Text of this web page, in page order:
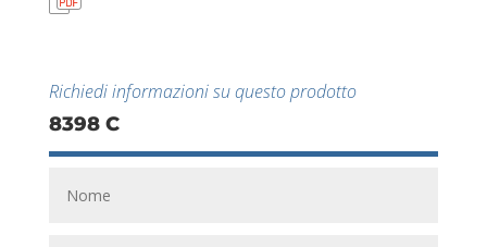
Richiedi informazioni su questo prodotto
8398 C